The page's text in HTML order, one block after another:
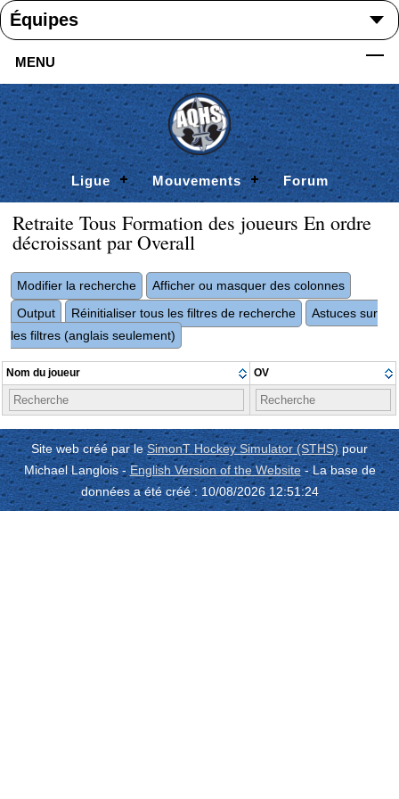
MENU
Ligue Mouvements Forum
Retraite Tous Formation des joueurs En ordre
décroissant par Overall
Modifier la recherche
Afficher ou masquer des colonnes
Output
Réinitialiser tous les filtres de recherche
Astuces sur
les filtres (anglais seulement)
Nom du joueur OV
Site web créé par leSimonT Hockey Simulator (STHS)pour
Michael Langlois -English Version of the Website- La base de
données a été créé : 10/08/2026 12:51:24